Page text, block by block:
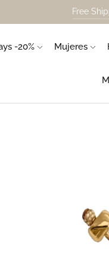
Free
-20% Mujeres